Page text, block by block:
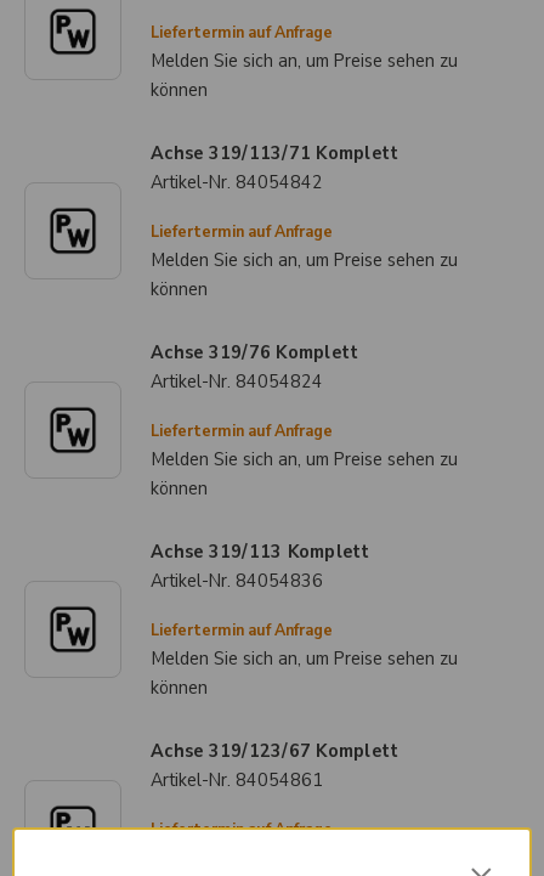
Liefertermin auf Anfrage
Melden Sie sich an, um Preise sehen zu
können
Achse 319/113/71 Komplett
Artikel-Nr. 84054842
Liefertermin auf Anfrage
Melden Sie sich an, um Preise sehen zu
können
Achse 319/76 Komplett
Artikel-Nr. 84054824
Liefertermin auf Anfrage
Melden Sie sich an, um Preise sehen zu
können
Achse 319/113 Komplett
Artikel-Nr. 84054836
Liefertermin auf Anfrage
Melden Sie sich an, um Preise sehen zu
können
Achse 319/123/67 Komplett
Artikel-Nr. 84054861
Liefertermin auf Anfrage